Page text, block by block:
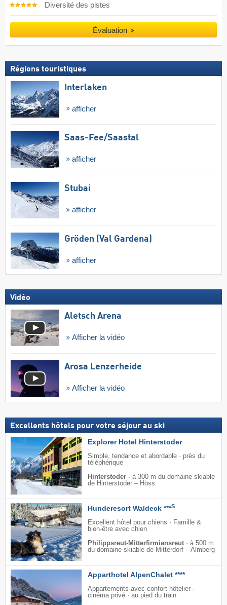
Diversité des pistes
Évaluation
Régions touristiques
Interlaken
afficher
Saas-Fee/​Saastal
afficher
Stubai
afficher
Gröden (Val Gardena)
afficher
Vidéo
Aletsch Arena
Afficher la vidéo
Arosa Lenzerheide
Afficher la vidéo
Excellents hôtels pour votre séjour au ski
Explorer Hotel Hinterstoder
Simple, tendance et abordable · près du
téléphérique
Hinterstoder · à 300 m du domaine skiable
de Hinterstoder – Höss
Hunderesort Waldeck ***S
Excellent hôtel pour chiens · Famille &
bien-être avec chien
Philippsreut-Mitterfirmiansreut · à 500 m
du domaine skiable de Mitterdorf – Almberg
Apparthotel AlpenChalet ****
Appartements avec confort hôtelier ·
cinéma privé · au pied du train